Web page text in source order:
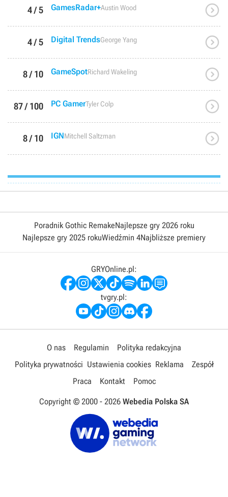
4 / 5 GamesRadar+Austin Wood 
4 / 5 Digital TrendsGeorge Yang 
8 / 10 GameSpotRichard Wakeling 
87 / 100 PC GamerTyler Colp 
8 / 10 IGNMitchell Saltzman 
Poradnik Gothic RemakeNajlepsze gry 2026 roku
Najlepsze gry 2025 rokuWiedźmin 4Najbliższe premiery
GRYOnline.pl:
tvgry.pl:
O nas Regulamin
Polityka redakcyjna
Polityka prywatności Ustawienia cookies Reklama
Zespół
Praca
Kontakt Pomoc
Copyright © 2000 - 2026 Webedia Polska SA